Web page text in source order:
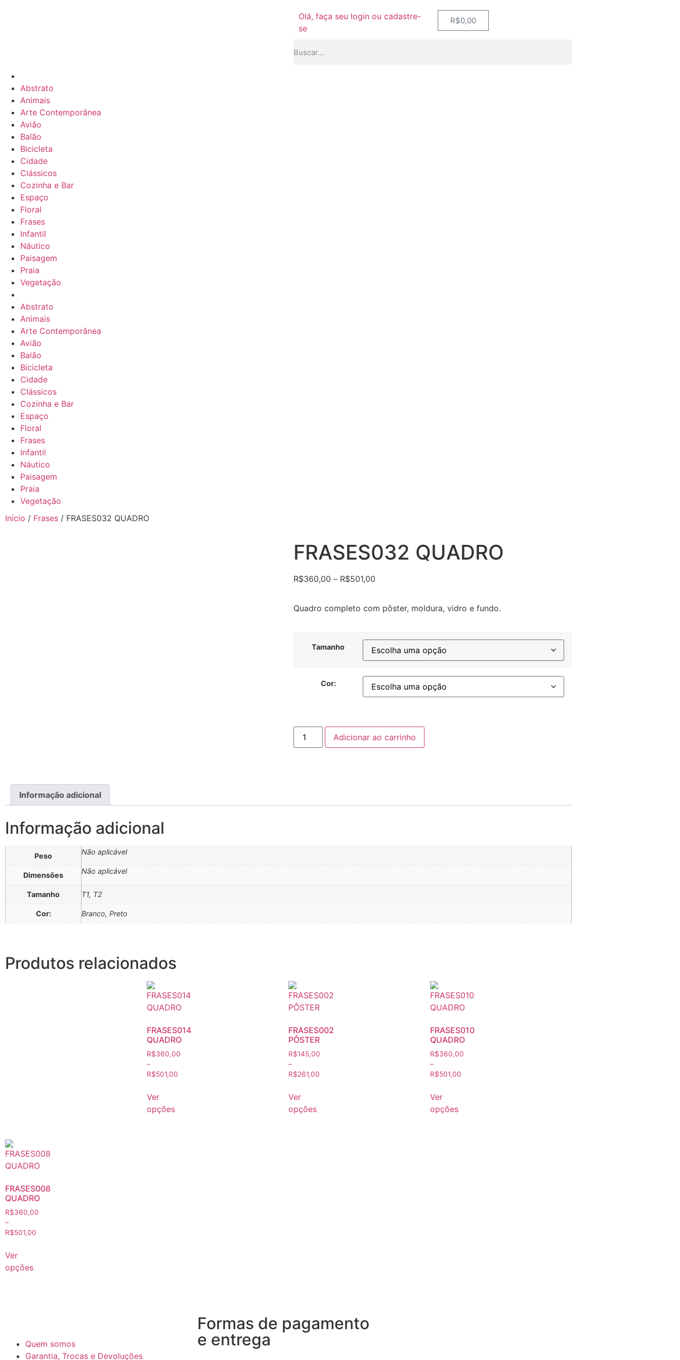
Olá, faça seu login ou cadastre-
se
R$0,00
Abstrato
Animais
Arte Contemporânea
Avião
Balão
Bicicleta
Cidade
Clássicos
Cozinha e Bar
Espaço
Floral
Frases
Infantil
Náutico
Paisagem
Praia
Vegetação
Abstrato
Animais
Arte Contemporânea
Avião
Balão
Bicicleta
Cidade
Clássicos
Cozinha e Bar
Espaço
Floral
Frases
Infantil
Náutico
Paisagem
Praia
Vegetação
Início / Frases / FRASES032 QUADRO
FRASES032 QUADRO
R$360,00 – R$501,00
Quadro completo com pôster, moldura, vidro e fundo.
Tamanho
Cor:
Adicionar ao carrinho
Informação adicional
Informação adicional
Peso Não aplicável
Dimensões Não aplicável
Tamanho T1, T2
Cor: Branco, Preto
Produtos relacionados
FRASES014
QUADRO
R$360,00
–
R$501,00
Ver
opções
FRASES002
PÔSTER
R$145,00
–
R$261,00
Ver
opções
FRASES010
QUADRO
R$360,00
–
R$501,00
Ver
opções
FRASES008
QUADRO
R$360,00
–
R$501,00
Ver
opções
Quem somos
Garantia, Trocas e Devoluções
Formas de pagamento
e entrega